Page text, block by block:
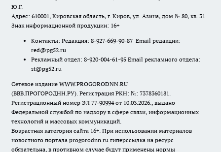
Ю.Г.
Адрес: 610001, Кировская область, г. Киров, ул. Азина, дом № 80, кв. 31
Знак информационной продукции: 16+
Контакты: Редакция: 8-927-669-90-87 Email редакции:
red@pg52.ru
Рекламный отдел: 8-920-004-61-95 Email рекламного отдела:
st@pg52.ru
Сетевое издание WWW.PROGORODNN.RU
(ВВВ.ПРОГОРОДНН.РУ). Регистрация РКН: №: 7378360181.
Регистрационный номер ЭЛ 77-90994 от 10.03.2026., выдано
Федеральной службой по надзору в сфере связи, информационных
технологий и массовых коммуникаций.
Возрастная категория сайта 16+. При использовании материалов
новостного портала progorodnn.ru гиперссылка на ресурс
обязательна, в противном случае будут применены нормы